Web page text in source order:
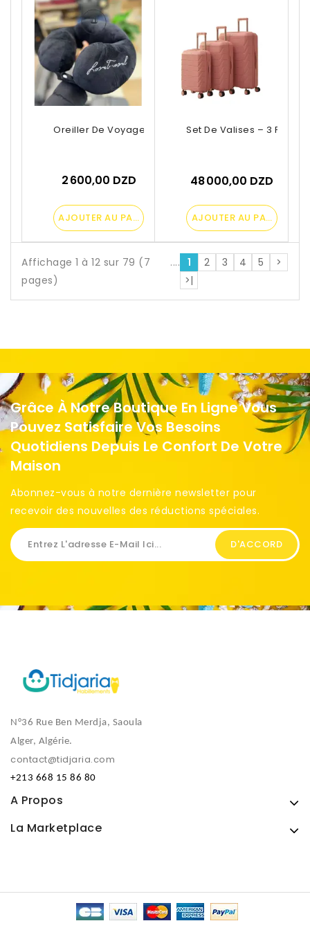
Oreiller De Voyage En U
2 600,00 DZD
AJOUTER AU PANIER
Set De Valises – 3
48 000,00 DZD
AJOUTER AU PANIER
Affichage 1 à 12 sur 79 (7
pages)
1 2 3 4 5
....
>
>|
Grâce À Notre Boutique En Ligne Vous
Pouvez Satisfaire Vos Besoins
Quotidiens Depuis Le Confort De Votre
Maison
Abonnez-vous à notre dernière newsletter pour
recevoir des nouvelles des réductions spéciales. ​
N°36 Rue Ben Merdja, Saoula
Alger, Algérie.
contact@tidjaria.com
+213 668 15 86 80
A Propos
La Marketplace